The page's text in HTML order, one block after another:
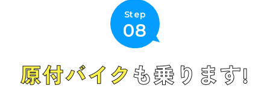
Step
08
原付バイクも乗ります!